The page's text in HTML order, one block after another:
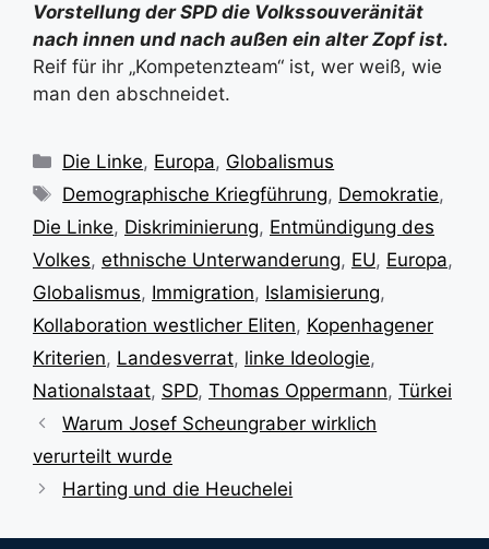
Vorstellung der SPD die Volkssouveränität
nach innen und nach außen ein alter Zopf ist.
Reif für ihr „Kompetenzteam“ ist, wer weiß, wie
man den abschneidet.
Kategorien
Die Linke, Europa, Globalismus
Schlagwörter
Demographische Kriegführung, Demokratie,
Die Linke, Diskriminierung, Entmündigung des
Volkes, ethnische Unterwanderung, EU, Europa,
Globalismus, Immigration, Islamisierung,
Kollaboration westlicher Eliten, Kopenhagener
Kriterien, Landesverrat, linke Ideologie,
Nationalstaat, SPD, Thomas Oppermann, Türkei
Warum Josef Scheungraber wirklich
verurteilt wurde
Harting und die Heuchelei